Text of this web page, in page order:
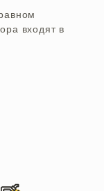
входят в